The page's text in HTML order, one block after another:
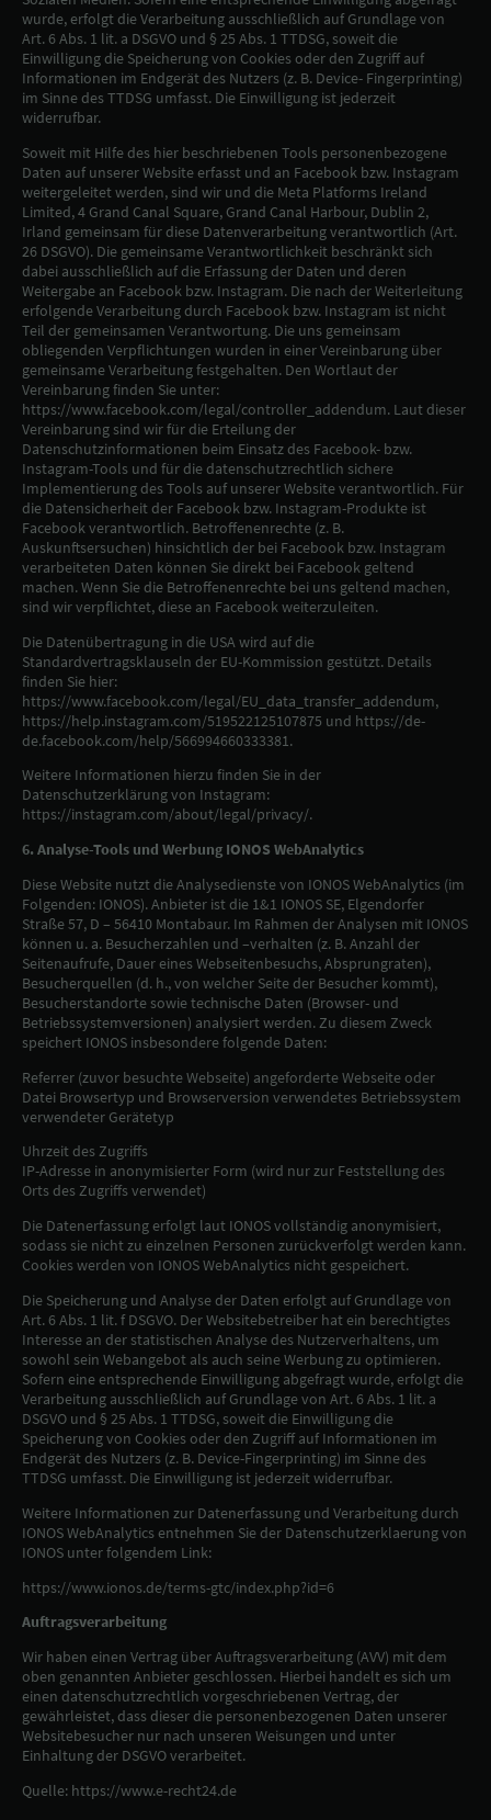
wurde, erfolgt die Verarbeitung ausschließlich auf Grundlage von
Art. 6 Abs. 1 lit. a DSGVO und § 25 Abs. 1 TTDSG, soweit die
Einwilligung die Speicherung von Cookies oder den Zugriff auf
Informationen im Endgerät des Nutzers (z. B. Device- Fingerprinting)
im Sinne des TTDSG umfasst. Die Einwilligung ist jederzeit
widerrufbar.
Soweit mit Hilfe des hier beschriebenen Tools personenbezogene
Daten auf unserer Website erfasst und an Facebook bzw. Instagram
weitergeleitet werden, sind wir und die Meta Platforms Ireland
Limited, 4 Grand Canal Square, Grand Canal Harbour, Dublin 2,
Irland gemeinsam für diese Datenverarbeitung verantwortlich (Art.
26 DSGVO). Die gemeinsame Verantwortlichkeit beschränkt sich
dabei ausschließlich auf die Erfassung der Daten und deren
Weitergabe an Facebook bzw. Instagram. Die nach der Weiterleitung
erfolgende Verarbeitung durch Facebook bzw. Instagram ist nicht
Teil der gemeinsamen Verantwortung. Die uns gemeinsam
obliegenden Verpflichtungen wurden in einer Vereinbarung über
gemeinsame Verarbeitung festgehalten. Den Wortlaut der
Vereinbarung finden Sie unter:
https://www.facebook.com/legal/controller_addendum. Laut dieser
Vereinbarung sind wir für die Erteilung der
Datenschutzinformationen beim Einsatz des Facebook- bzw.
Instagram-Tools und für die datenschutzrechtlich sichere
Implementierung des Tools auf unserer Website verantwortlich. Für
die Datensicherheit der Facebook bzw. Instagram-Produkte ist
Facebook verantwortlich. Betroffenenrechte (z. B.
Auskunftsersuchen) hinsichtlich der bei Facebook bzw. Instagram
verarbeiteten Daten können Sie direkt bei Facebook geltend
machen. Wenn Sie die Betroffenenrechte bei uns geltend machen,
sind wir verpflichtet, diese an Facebook weiterzuleiten.
Die Datenübertragung in die USA wird auf die
Standardvertragsklauseln der EU-Kommission gestützt. Details
finden Sie hier:
https://www.facebook.com/legal/EU_data_transfer_addendum,
https://help.instagram.com/519522125107875 und https://de-
de.facebook.com/help/566994660333381.
Weitere Informationen hierzu finden Sie in der
Datenschutzerklärung von Instagram:
https://instagram.com/about/legal/privacy/.
6. Analyse-Tools und Werbung IONOS WebAnalytics
Diese Website nutzt die Analysedienste von IONOS WebAnalytics (im
Folgenden: IONOS). Anbieter ist die 1&1 IONOS SE, Elgendorfer
Straße 57, D – 56410 Montabaur. Im Rahmen der Analysen mit IONOS
können u. a. Besucherzahlen und –verhalten (z. B. Anzahl der
Seitenaufrufe, Dauer eines Webseitenbesuchs, Absprungraten),
Besucherquellen (d. h., von welcher Seite der Besucher kommt),
Besucherstandorte sowie technische Daten (Browser- und
Betriebssystemversionen) analysiert werden. Zu diesem Zweck
speichert IONOS insbesondere folgende Daten:
Referrer (zuvor besuchte Webseite) angeforderte Webseite oder
Datei Browsertyp und Browserversion verwendetes Betriebssystem
verwendeter Gerätetyp
Uhrzeit des Zugriffs
IP-Adresse in anonymisierter Form (wird nur zur Feststellung des
Orts des Zugriffs verwendet)
Die Datenerfassung erfolgt laut IONOS vollständig anonymisiert,
sodass sie nicht zu einzelnen Personen zurückverfolgt werden kann.
Cookies werden von IONOS WebAnalytics nicht gespeichert.
Die Speicherung und Analyse der Daten erfolgt auf Grundlage von
Art. 6 Abs. 1 lit. f DSGVO. Der Websitebetreiber hat ein berechtigtes
Interesse an der statistischen Analyse des Nutzerverhaltens, um
sowohl sein Webangebot als auch seine Werbung zu optimieren.
Sofern eine entsprechende Einwilligung abgefragt wurde, erfolgt die
Verarbeitung ausschließlich auf Grundlage von Art. 6 Abs. 1 lit. a
DSGVO und § 25 Abs. 1 TTDSG, soweit die Einwilligung die
Speicherung von Cookies oder den Zugriff auf Informationen im
Endgerät des Nutzers (z. B. Device-Fingerprinting) im Sinne des
TTDSG umfasst. Die Einwilligung ist jederzeit widerrufbar.
Weitere Informationen zur Datenerfassung und Verarbeitung durch
IONOS WebAnalytics entnehmen Sie der Datenschutzerklaerung von
IONOS unter folgendem Link:
https://www.ionos.de/terms-gtc/index.php?id=6
Auftragsverarbeitung
Wir haben einen Vertrag über Auftragsverarbeitung (AVV) mit dem
oben genannten Anbieter geschlossen. Hierbei handelt es sich um
einen datenschutzrechtlich vorgeschriebenen Vertrag, der
gewährleistet, dass dieser die personenbezogenen Daten unserer
Websitebesucher nur nach unseren Weisungen und unter
Einhaltung der DSGVO verarbeitet.
Quelle: https://www.e-recht24.de